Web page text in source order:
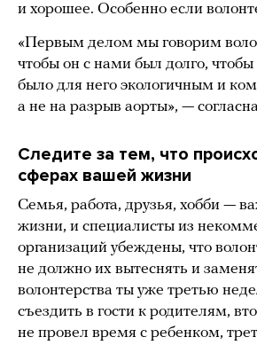
и хорошее. Особенно если
«Первым делом мы говорим
чтобы он с нами был долго, чтобы
было для него экологичным и
а не на разрыв аорты», —
Следите за тем, что
сферах вашей жизни
Семья, работа, друзья, хобби —
жизни, и специалисты из
организаций убеждены, что
не должно их вытеснять и
волонтерства ты уже третью
съездить в гости к родителям,
не провел время с ребенком,